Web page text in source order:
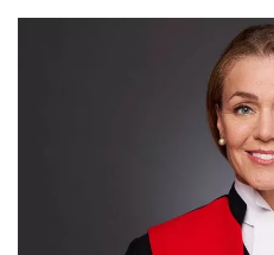
Bien à vous,
La Rédaction de Droit-inc.com